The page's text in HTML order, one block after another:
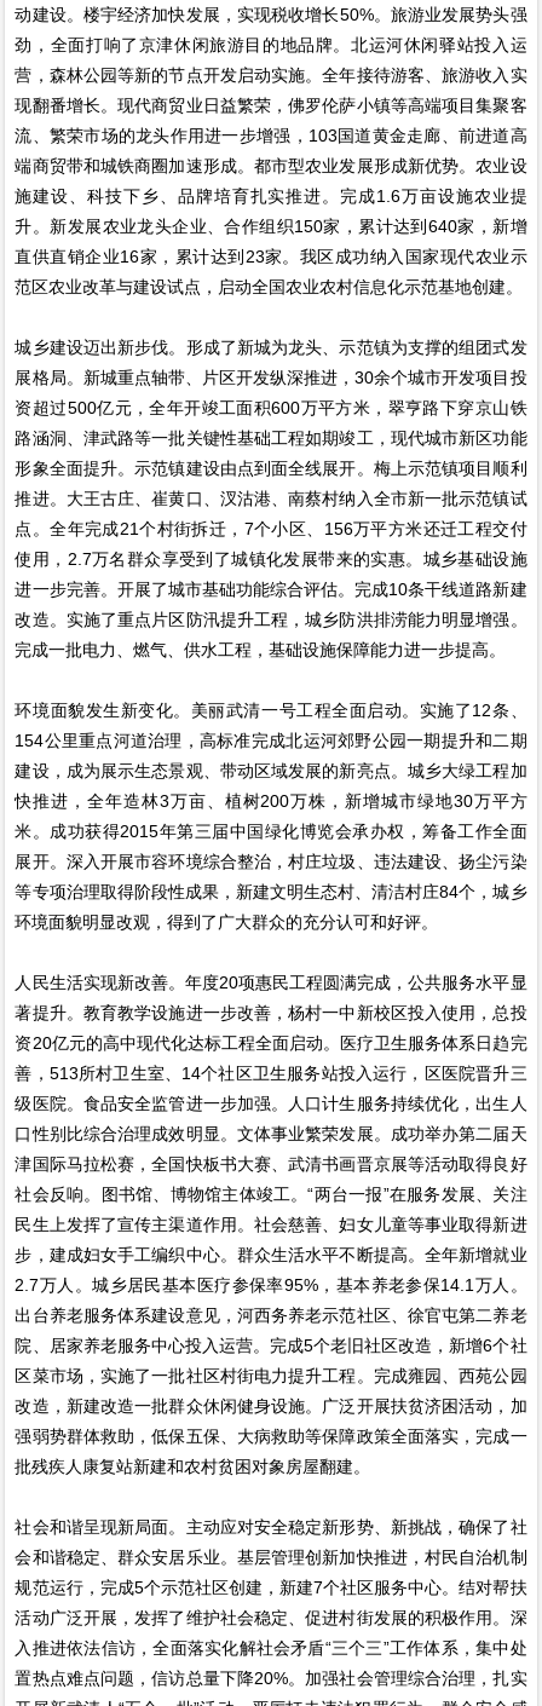
动建设。楼宇经济加快发展，实现税收增长50%。旅游业发展势头强
劲，全面打响了京津休闲旅游目的地品牌。北运河休闲驿站投入运
营，森林公园等新的节点开发启动实施。全年接待游客、旅游收入实
现翻番增长。现代商贸业日益繁荣，佛罗伦萨小镇等高端项目集聚客
流、繁荣市场的龙头作用进一步增强，103国道黄金走廊、前进道高
端商贸带和城铁商圈加速形成。都市型农业发展形成新优势。农业设
施建设、科技下乡、品牌培育扎实推进。完成1.6万亩设施农业提
升。新发展农业龙头企业、合作组织150家，累计达到640家，新增
直供直销企业16家，累计达到23家。我区成功纳入国家现代农业示
范区农业改革与建设试点，启动全国农业农村信息化示范基地创建。
城乡建设迈出新步伐。形成了新城为龙头、示范镇为支撑的组团式发
展格局。新城重点轴带、片区开发纵深推进，30余个城市开发项目投
资超过500亿元，全年开竣工面积600万平方米，翠亨路下穿京山铁
路涵洞、津武路等一批关键性基础工程如期竣工，现代城市新区功能
形象全面提升。示范镇建设由点到面全线展开。梅上示范镇项目顺利
推进。大王古庄、崔黄口、汊沽港、南蔡村纳入全市新一批示范镇试
点。全年完成21个村街拆迁，7个小区、156万平方米还迁工程交付
使用，2.7万名群众享受到了城镇化发展带来的实惠。城乡基础设施
进一步完善。开展了城市基础功能综合评估。完成10条干线道路新建
改造。实施了重点片区防汛提升工程，城乡防洪排涝能力明显增强。
完成一批电力、燃气、供水工程，基础设施保障能力进一步提高。
环境面貌发生新变化。美丽武清一号工程全面启动。实施了12条、
154公里重点河道治理，高标准完成北运河郊野公园一期提升和二期
建设，成为展示生态景观、带动区域发展的新亮点。城乡大绿工程加
快推进，全年造林3万亩、植树200万株，新增城市绿地30万平方
米。成功获得2015年第三届中国绿化博览会承办权，筹备工作全面
展开。深入开展市容环境综合整治，村庄垃圾、违法建设、扬尘污染
等专项治理取得阶段性成果，新建文明生态村、清洁村庄84个，城乡
环境面貌明显改观，得到了广大群众的充分认可和好评。
人民生活实现新改善。年度20项惠民工程圆满完成，公共服务水平显
著提升。教育教学设施进一步改善，杨村一中新校区投入使用，总投
资20亿元的高中现代化达标工程全面启动。医疗卫生服务体系日趋完
善，513所村卫生室、14个社区卫生服务站投入运行，区医院晋升三
级医院。食品安全监管进一步加强。人口计生服务持续优化，出生人
口性别比综合治理成效明显。文体事业繁荣发展。成功举办第二届天
津国际马拉松赛，全国快板书大赛、武清书画晋京展等活动取得良好
社会反响。图书馆、博物馆主体竣工。“两台一报”在服务发展、关注
民生上发挥了宣传主渠道作用。社会慈善、妇女儿童等事业取得新进
步，建成妇女手工编织中心。群众生活水平不断提高。全年新增就业
2.7万人。城乡居民基本医疗参保率95%，基本养老参保14.1万人。
出台养老服务体系建设意见，河西务养老示范社区、徐官屯第二养老
院、居家养老服务中心投入运营。完成5个老旧社区改造，新增6个社
区菜市场，实施了一批社区村街电力提升工程。完成雍园、西苑公园
改造，新建改造一批群众休闲健身设施。广泛开展扶贫济困活动，加
强弱势群体救助，低保五保、大病救助等保障政策全面落实，完成一
批残疾人康复站新建和农村贫困对象房屋翻建。
社会和谐呈现新局面。主动应对安全稳定新形势、新挑战，确保了社
会和谐稳定、群众安居乐业。基层管理创新加快推进，村民自治机制
规范运行，完成5个示范社区创建，新建7个社区服务中心。结对帮扶
活动广泛开展，发挥了维护社会稳定、促进村街发展的积极作用。深
入推进依法信访，全面落实化解社会矛盾“三个三”工作体系，集中处
置热点难点问题，信访总量下降20%。加强社会管理综合治理，扎实